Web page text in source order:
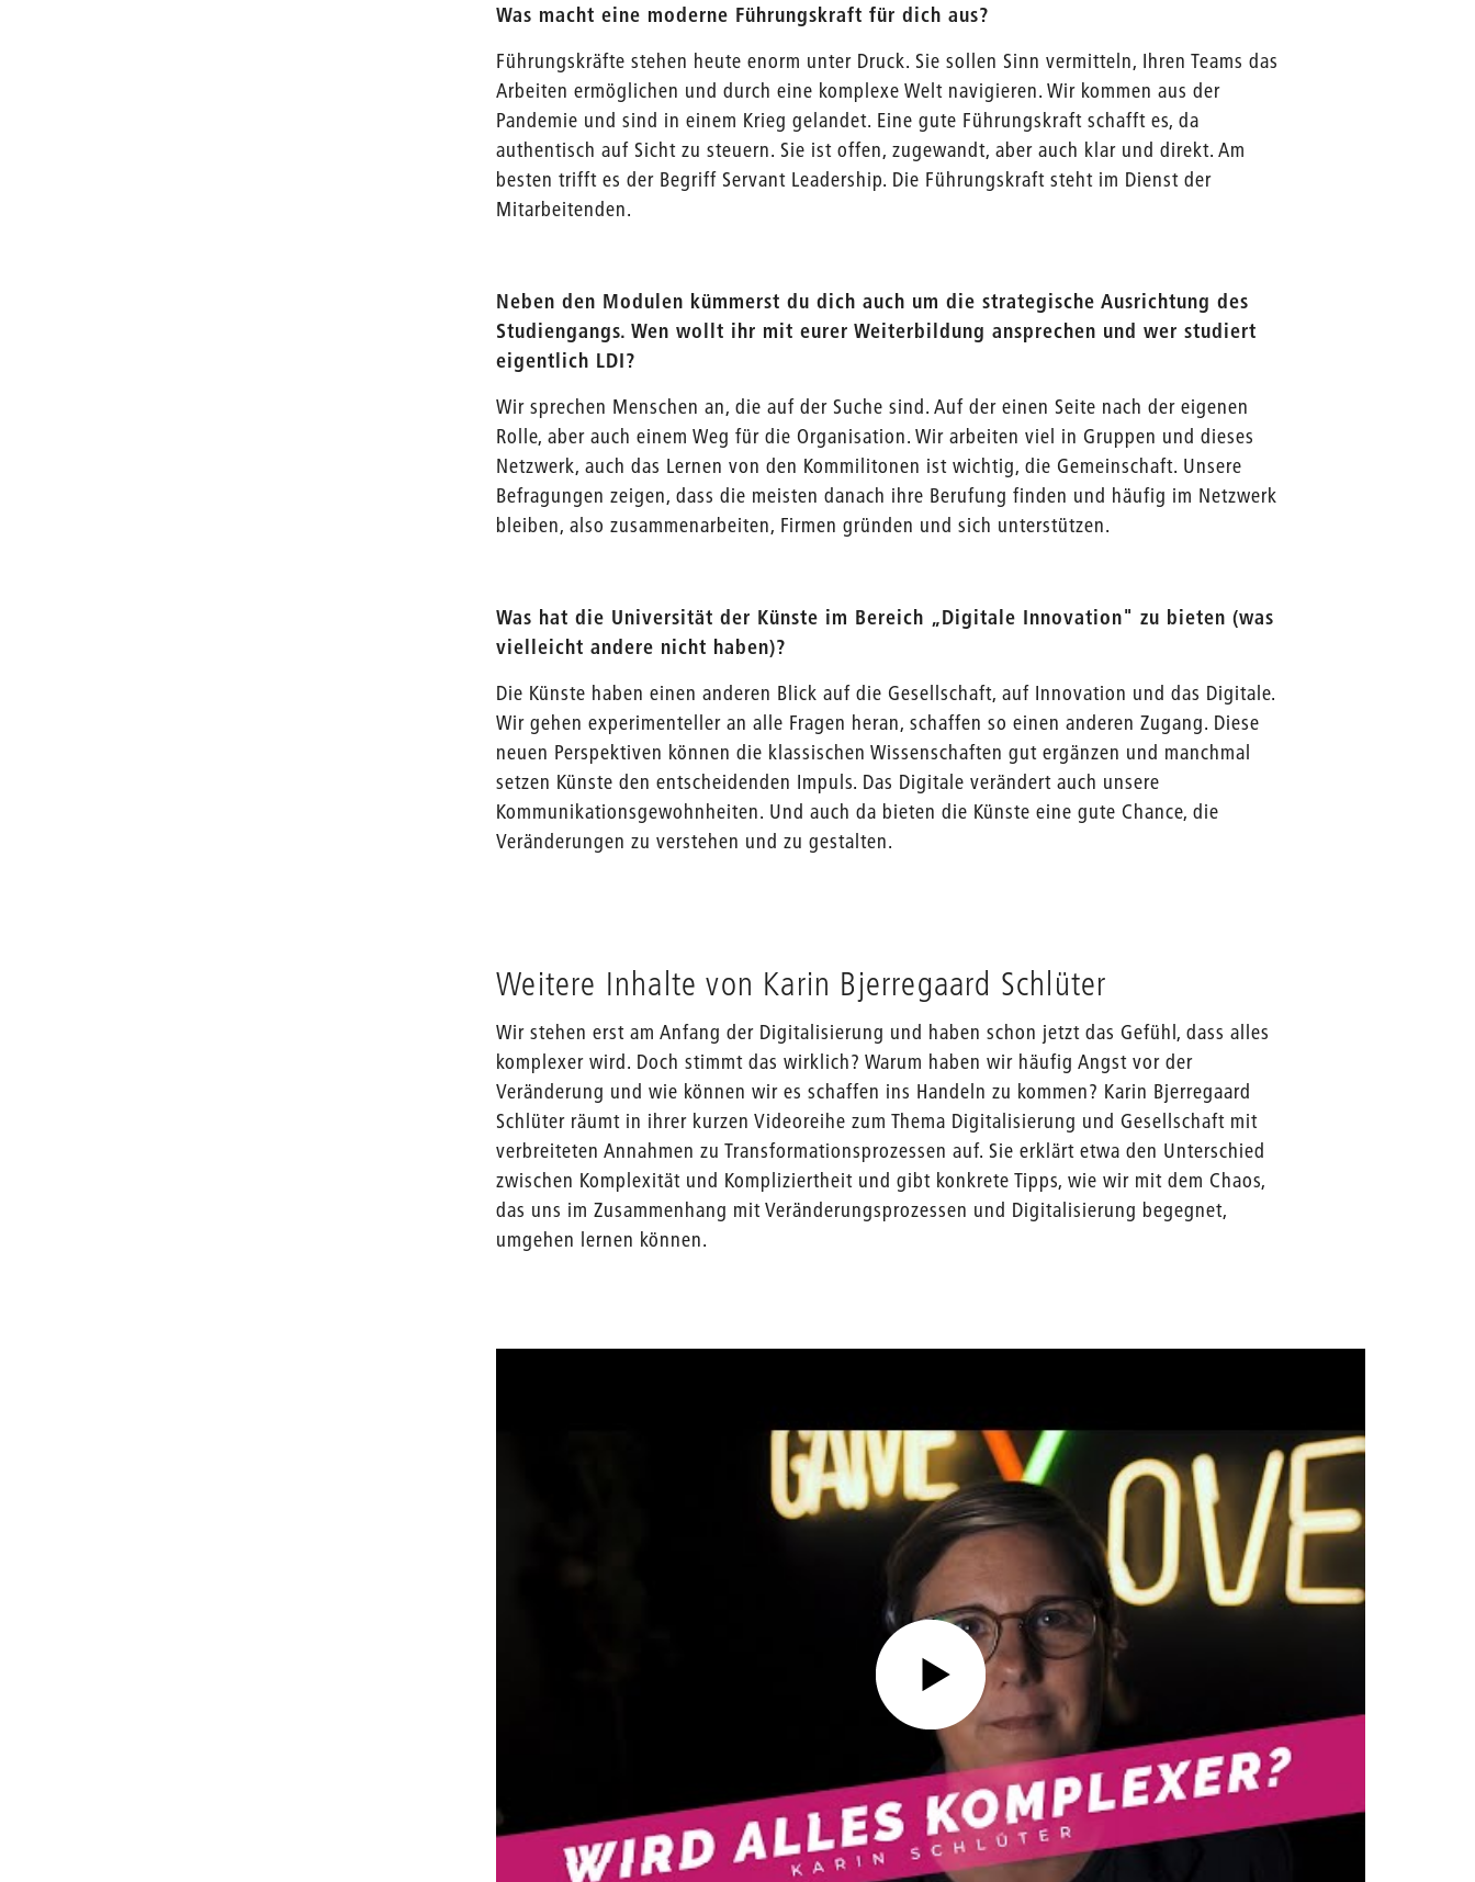
Was macht eine moderne Führungskraft für dich aus?
Führungskräfte stehen heute enorm unter Druck. Sie sollen Sinn vermitteln, Ihren Teams das
Arbeiten ermöglichen und durch eine komplexe Welt navigieren. Wir kommen aus der
Pandemie und sind in einem Krieg gelandet. Eine gute Führungskraft schafft es, da
authentisch auf Sicht zu steuern. Sie ist offen, zugewandt, aber auch klar und direkt. Am
besten trifft es der Begriff Servant Leadership. Die Führungskraft steht im Dienst der
Mitarbeitenden.
Neben den Modulen kümmerst du dich auch um die strategische Ausrichtung des
Studiengangs. Wen wollt ihr mit eurer Weiterbildung ansprechen und wer studiert
eigentlich LDI?
Wir sprechen Menschen an, die auf der Suche sind. Auf der einen Seite nach der eigenen
Rolle, aber auch einem Weg für die Organisation. Wir arbeiten viel in Gruppen und dieses
Netzwerk, auch das Lernen von den Kommilitonen ist wichtig, die Gemeinschaft. Unsere
Befragungen zeigen, dass die meisten danach ihre Berufung finden und häufig im Netzwerk
bleiben, also zusammenarbeiten, Firmen gründen und sich unterstützen.
Was hat die Universität der Künste im Bereich „Digitale Innovation" zu bieten (was
vielleicht andere nicht haben)?
Die Künste haben einen anderen Blick auf die Gesellschaft, auf Innovation und das Digitale.
Wir gehen experimenteller an alle Fragen heran, schaffen so einen anderen Zugang. Diese
neuen Perspektiven können die klassischen Wissenschaften gut ergänzen und manchmal
setzen Künste den entscheidenden Impuls. Das Digitale verändert auch unsere
Kommunikationsgewohnheiten. Und auch da bieten die Künste eine gute Chance, die
Veränderungen zu verstehen und zu gestalten.
Weitere Inhalte von Karin Bjerregaard Schlüter
Wir stehen erst am Anfang der Digitalisierung und haben schon jetzt das Gefühl, dass alles
komplexer wird. Doch stimmt das wirklich? Warum haben wir häufig Angst vor der
Veränderung und wie können wir es schaffen ins Handeln zu kommen? Karin Bjerregaard
Schlüter räumt in ihrer kurzen Videoreihe zum Thema Digitalisierung und Gesellschaft mit
verbreiteten Annahmen zu Transformationsprozessen auf. Sie erklärt etwa den Unterschied
zwischen Komplexität und Kompliziertheit und gibt konkrete Tipps, wie wir mit dem Chaos,
das uns im Zusammenhang mit Veränderungsprozessen und Digitalisierung begegnet,
umgehen lernen können.